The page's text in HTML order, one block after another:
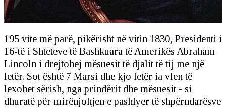
195 vite më parë, pikërisht në vitin 1830, Presidenti i
16-të i Shteteve të Bashkuara të Amerikës Abraham
Lincoln i drejtohej mësuesit të djalit të tij me një
letër. Sot është 7 Marsi dhe kjo letër ia vlen të
lexohet sërish, nga prindërit dhe mësuesit - si
dhuratë për mirënjohjen e pashlyer të shpërndarësve